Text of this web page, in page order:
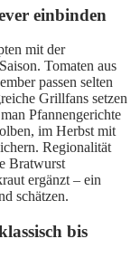
einbinden
mit der
Tomaten aus
passen selten
Grillfans setzen
Pfannengerichte
im Herbst mit
Regionalität
Bratwurst
ergänzt – ein
schätzen.
bis